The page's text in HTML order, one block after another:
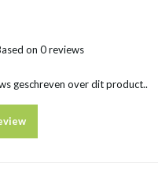
on 0 reviews
geschreven over dit product..